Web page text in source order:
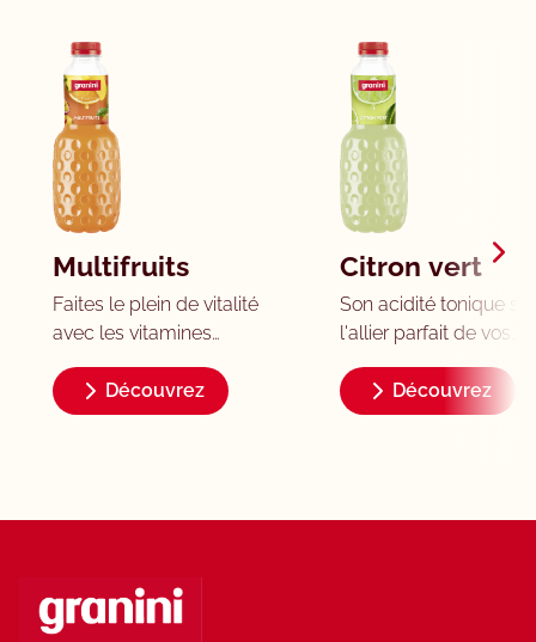
Multifruits
Faites le plein de vitalité
avec les vitamines
présentes dans ce
cocktail de fruits
savoureux à la texture
source de 8 vitamines.
Teneur en fruits: 50 %
Découvrez
Citron vert
Son acidité tonique
l'allier parfait de vos
cocktails fruités. Voyez
comment l'utiliser
notre rubrique
Découvrez